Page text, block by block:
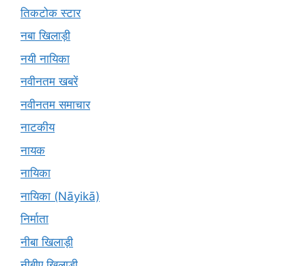
तिकटोक स्टार
नबा खिलाड़ी
नयी नायिका
नवीनतम खबरें
नवीनतम समाचार
नाटकीय
नायक
नायिका
नायिका (Nāyikā)
निर्माता
नीबा खिलाड़ी